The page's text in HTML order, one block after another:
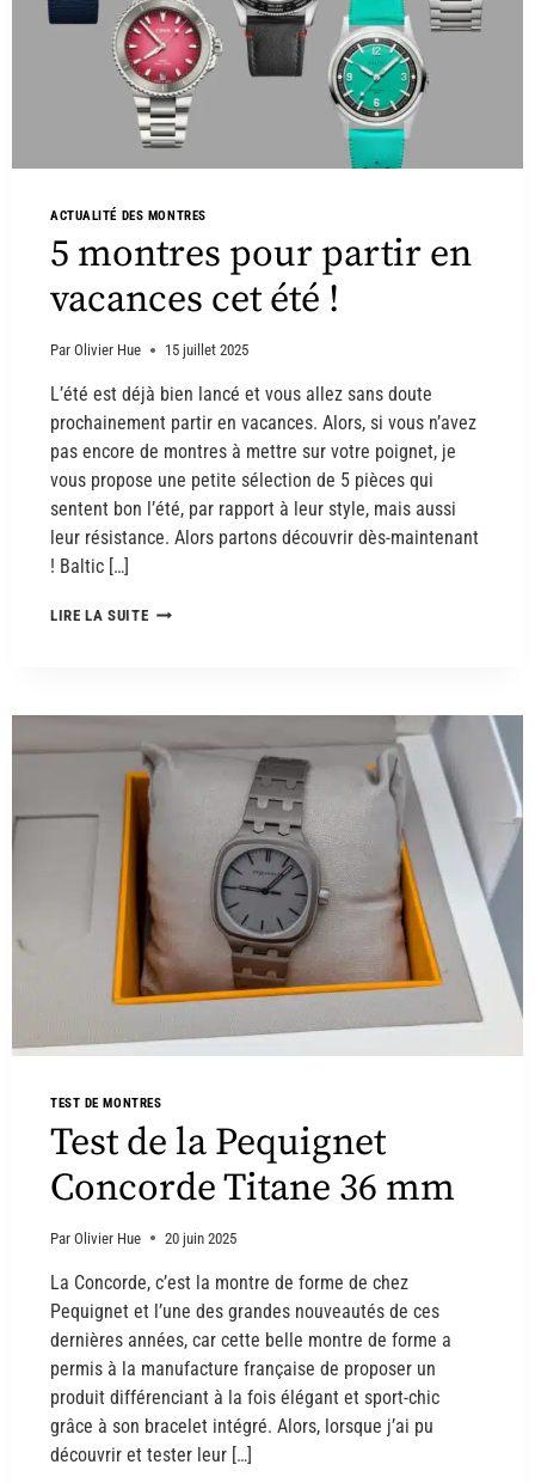
ACTUALITÉ DES MONTRES
5 montres pour partir en
vacances cet été !
Par Olivier Hue 15 juillet 2025
L’été est déjà bien lancé et vous allez sans doute
prochainement partir en vacances. Alors, si vous n’avez
pas encore de montres à mettre sur votre poignet, je
vous propose une petite sélection de 5 pièces qui
sentent bon l’été, par rapport à leur style, mais aussi
leur résistance. Alors partons découvrir dès-maintenant
! Baltic […]
LIRE LA SUITE
TEST DE MONTRES
Test de la Pequignet
Concorde Titane 36 mm
Par Olivier Hue 20 juin 2025
La Concorde, c’est la montre de forme de chez
Pequignet et l’une des grandes nouveautés de ces
dernières années, car cette belle montre de forme a
permis à la manufacture française de proposer un
produit différenciant à la fois élégant et sport-chic
grâce à son bracelet intégré. Alors, lorsque j’ai pu
découvrir et tester leur […]